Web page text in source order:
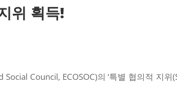
위 획득!
Council, ECOSOC)의 ‘특별 협의적 지위